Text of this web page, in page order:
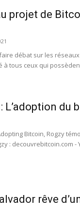
projet de
débat sur les
tous ceux qui
L’adoption du
Bitcoin, Rogzy
: decouvrebitcoin.com -
rêve